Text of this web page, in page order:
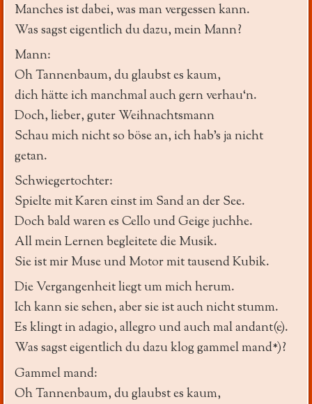
Manches ist dabei, was man vergessen kann.
Was sagst eigentlich du dazu, mein Mann?
Mann:
Oh Tannenbaum, du glaubst es kaum,
dich hätte ich manchmal auch gern verhau‘n.
Doch, lieber, guter Weihnachtsmann
Schau mich nicht so böse an, ich hab’s ja nicht
getan.
Schwiegertochter:
Spielte mit Karen einst im Sand an der See.
Doch bald waren es Cello und Geige juchhe.
All mein Lernen begleitete die Musik.
Sie ist mir Muse und Motor mit tausend Kubik.
Die Vergangenheit liegt um mich herum.
Ich kann sie sehen, aber sie ist auch nicht stumm.
Es klingt in adagio, allegro und auch mal andant(e).
Was sagst eigentlich du dazu klog gammel mand*)?
Gammel mand:
Oh Tannenbaum, du glaubst es kaum,